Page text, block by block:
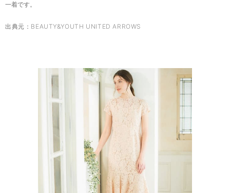
一着です。
出典元： BEAUTY&YOUTH UNITED ARROWS